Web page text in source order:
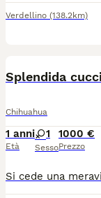
Verdellino (138.2km)
Splendida
Chihuahua
1 anni
Età
1
Sesso
1000 €
Prezzo